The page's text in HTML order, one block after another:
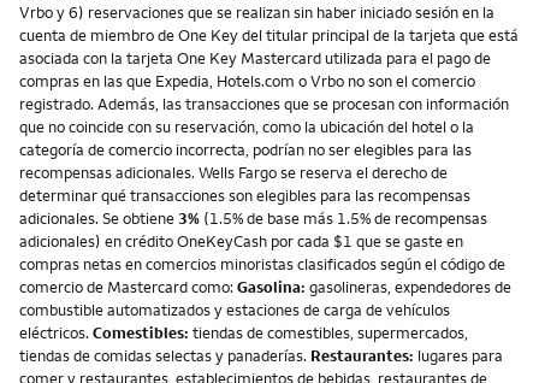
Vrbo y 6) reservaciones que se realizan sin haber iniciado sesión en la
cuenta de miembro de One Key del titular principal de la tarjeta que está
asociada con la tarjeta One Key Mastercard utilizada para el pago de
compras en las que Expedia, Hotels.com o Vrbo no son el comercio
registrado. Además, las transacciones que se procesan con información
que no coincide con su reservación, como la ubicación del hotel o la
categoría de comercio incorrecta, podrían no ser elegibles para las
recompensas adicionales. Wells Fargo se reserva el derecho de
determinar qué transacciones son elegibles para las recompensas
adicionales. Se obtiene 3% (1.5% de base más 1.5% de recompensas
adicionales) en crédito OneKeyCash por cada $1 que se gaste en
compras netas en comercios minoristas clasificados según el código de
comercio de Mastercard como: Gasolina: gasolineras, expendedores de
combustible automatizados y estaciones de carga de vehículos
eléctricos. Comestibles: tiendas de comestibles, supermercados,
tiendas de comidas selectas y panaderías. Restaurantes: lugares para
comer y restaurantes, establecimientos de bebidas, restaurantes de